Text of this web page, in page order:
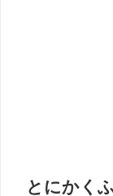
とにかく